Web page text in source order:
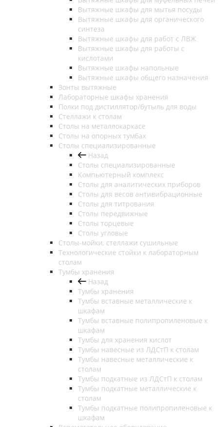
Вытяжные шкафы для мытья посуды
Вытяжные шкафы для органического
синтеза
Вытяжные шкафы для работ с ЛВЖ
Вытяжные шкафы для работы с
кислотами
Вытяжные шкафы напольные
Вытяжные шкафы общего назначения
Зонты вытяжные
Лабораторные шкафы хранения
Полки под дистиллятор/бутыль для воды
Стеллажи к столам
Столы на металлокаркасе
Столы на опорных тумбах
Столы специализированные
Назад
Столы специализированные
Компьютерный комплекс
Столы для аналитических приборов
Столы для весов антивибрационные
Столы для титрования
Столы передвижные
Столы торцевые
Столы угловые
Столы-мойки, стеллажи сушильные
Технологические стойки к лабораторным
столам
Тумбы хранения
Назад
Тумбы хранения
Тумбы вставные металлические к
шкафам
Тумбы вставные полипропиленовые к
шкафам
Тумбы для хранения кислот
Тумбы навесные из ЛДСтП к столам
Тумбы навесные металлические к
столам
Тумбы подкатные из ЛДСтП к столам
Тумбы подкатные металлические к
столам
Тумбы подкатные полипропиленовые к
шкафам